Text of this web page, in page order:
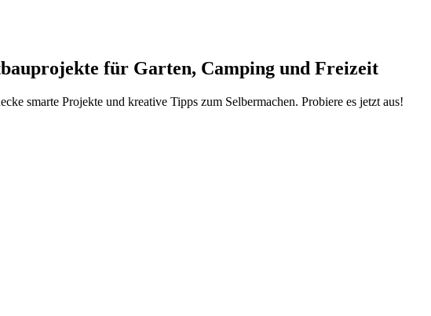
für Garten, Camping und Freizeit
smarte Projekte und kreative Tipps zum Selbermachen. Probiere es jetzt aus!